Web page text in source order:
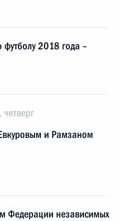
2018 года –
и Рамзаном
Федерации независимых